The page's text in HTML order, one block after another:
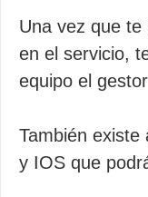
Una vez que
en el servicio,
equipo el
También existe
y IOS que